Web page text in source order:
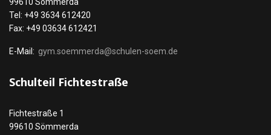
Tel: +49 3634 612420
Fax: +49 03634 612421
E-Mail: gym.soemmerda@schulen-soem.de
Schulteil Fichtestraße
Fichtestraße 1
99610 Sömmerda